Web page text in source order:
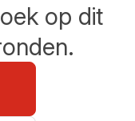
op dit